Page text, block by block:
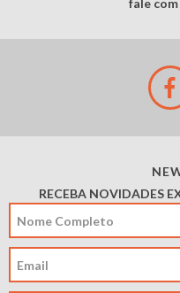
fale
RECEBA NOVIDADES